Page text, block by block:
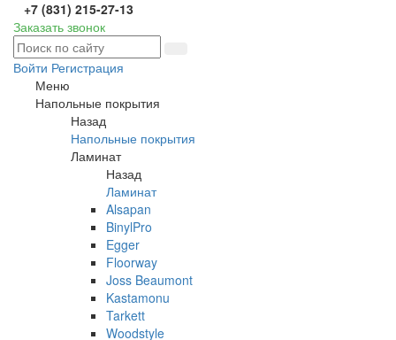
+7 (831) 215-27-13
Заказать звонок
Войти Регистрация
Меню
Напольные покрытия
Назад
Напольные покрытия
Ламинат
Назад
Ламинат
Alsapan
BinylPro
Egger
Floorway
Joss Beaumont
Kastamonu
Tarkett
Woodstyle